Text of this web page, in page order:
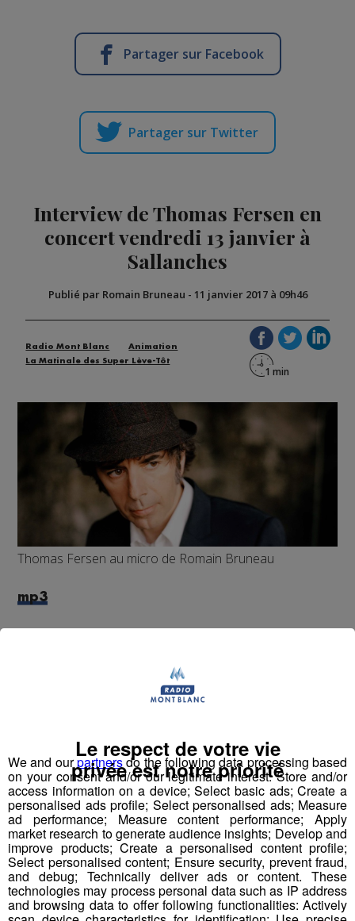
Partager sur Facebook
Partager sur Twitter
Interview de Thomas Fersen en
concert vendredi 13 janvier à
Sallanches
Publié par Romain Bruneau - 11 janvier 2017 à 09h46
Radio Mont Blanc
Animation
La Matinale des Super Lève-Tôt
Thomas Fersen au micro de Romain Bruneau
mp3
Partager sur Facebook
Partager sur Twitter
We and ourpartnersdo the following data processing based
on your consent and/or our legitimate interest: Store and/or
access information on a device; Select basic ads; Create a
personalised ads profile; Select personalised ads; Measure
ad performance; Measure content performance; Apply
market research to generate audience insights; Develop and
improve products; Create a personalised content profile;
Select personalised content; Ensure security, prevent fraud,
and debug; Technically deliver ads or content. These
technologies may process personal data such as IP address
and browsing data to offer following functionalities: Actively
Le respect de votre vie
privée est notre priorité